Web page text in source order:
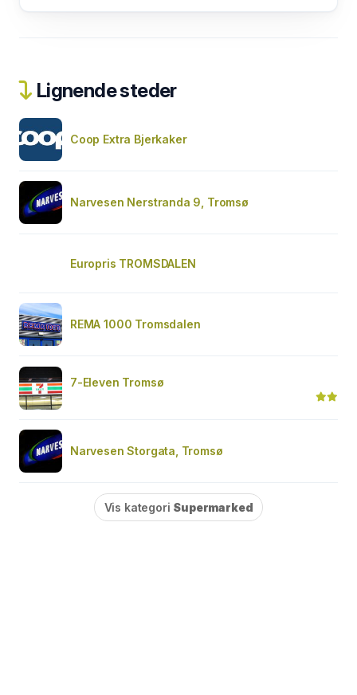
Lignende steder
Coop Extra Bjerkaker
Narvesen Nerstranda 9, Tromsø
Europris TROMSDALEN
REMA 1000 Tromsdalen
7-Eleven Tromsø
Narvesen Storgata, Tromsø
Vis kategori Supermarked